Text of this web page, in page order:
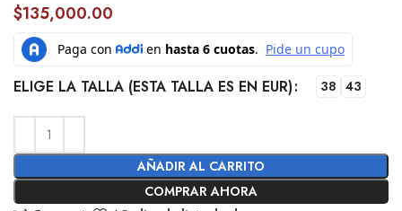
$135,000.00
ELIGE LA TALLA (ESTA TALLA ES EN EUR) 38 43
AÑADIR AL CARRITO
COMPRAR AHORA